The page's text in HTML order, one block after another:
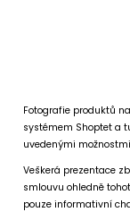
Fotografie produktů
systémem Shoptet a
uvedenými
Veškerá prezentace
smlouvu ohledně
pouze informativní